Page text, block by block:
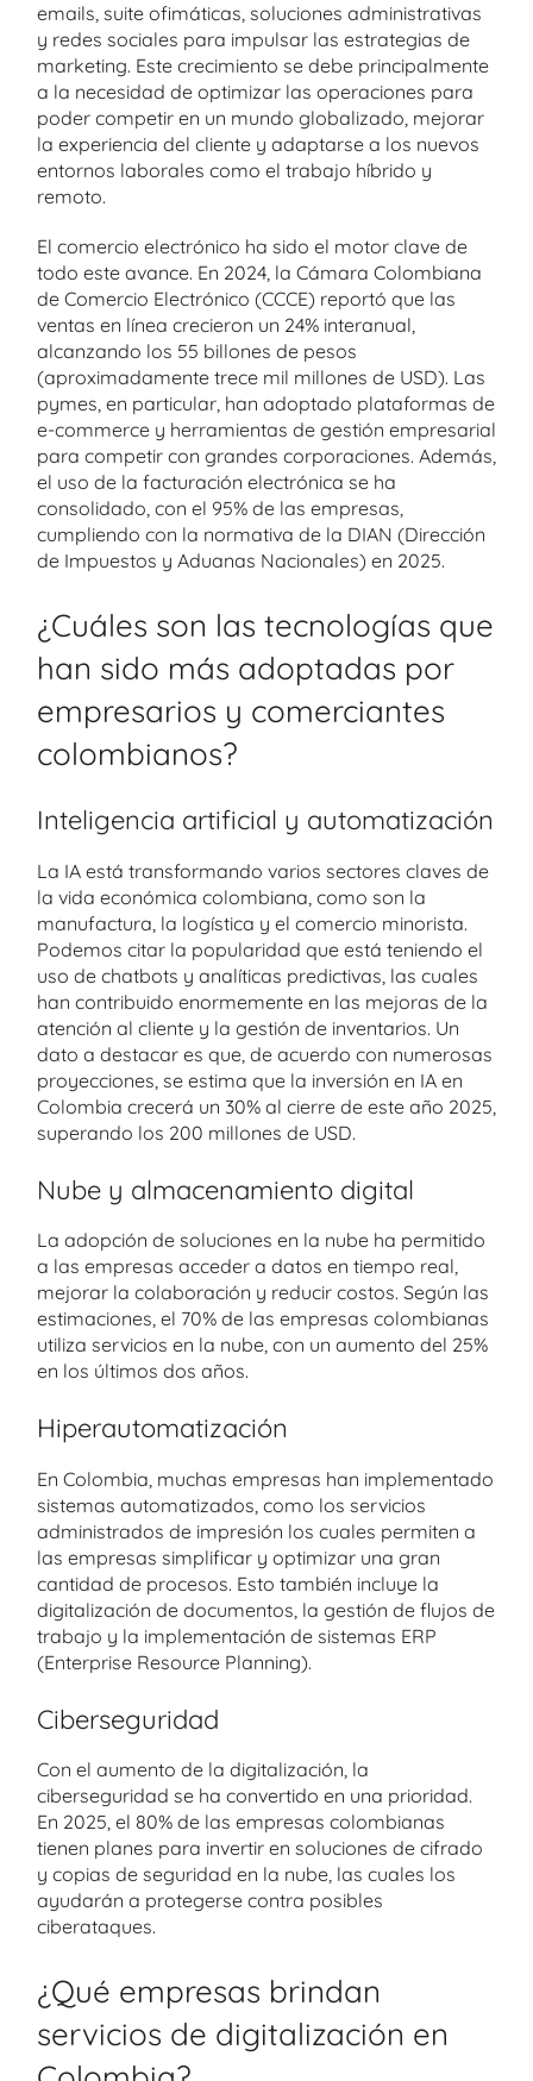
emails, suite ofimáticas, soluciones administrativas
y redes sociales para impulsar las estrategias de
marketing. Este crecimiento se debe principalmente
a la necesidad de optimizar las operaciones para
poder competir en un mundo globalizado, mejorar
la experiencia del cliente y adaptarse a los nuevos
entornos laborales como el trabajo híbrido y
remoto.
El comercio electrónico ha sido el motor clave de
todo este avance. En 2024, la Cámara Colombiana
de Comercio Electrónico (CCCE) reportó que las
ventas en línea crecieron un 24% interanual,
alcanzando los 55 billones de pesos
(aproximadamente trece mil millones de USD). Las
pymes, en particular, han adoptado plataformas de
e-commerce y herramientas de gestión empresarial
para competir con grandes corporaciones. Además,
el uso de la facturación electrónica se ha
consolidado, con el 95% de las empresas,
cumpliendo con la normativa de la DIAN (Dirección
de Impuestos y Aduanas Nacionales) en 2025.
¿Cuáles son las tecnologías que
han sido más adoptadas por
empresarios y comerciantes
colombianos?
Inteligencia artificial y automatización
La IA está transformando varios sectores claves de
la vida económica colombiana, como son la
manufactura, la logística y el comercio minorista.
Podemos citar la popularidad que está teniendo el
uso de chatbots y analíticas predictivas, las cuales
han contribuido enormemente en las mejoras de la
atención al cliente y la gestión de inventarios. Un
dato a destacar es que, de acuerdo con numerosas
proyecciones, se estima que la inversión en IA en
Colombia crecerá un 30% al cierre de este año 2025,
superando los 200 millones de USD.
Nube y almacenamiento digital
La adopción de soluciones en la nube ha permitido
a las empresas acceder a datos en tiempo real,
mejorar la colaboración y reducir costos. Según las
estimaciones, el 70% de las empresas colombianas
utiliza servicios en la nube, con un aumento del 25%
en los últimos dos años.
Hiperautomatización
En Colombia, muchas empresas han implementado
sistemas automatizados, como los servicios
administrados de impresión los cuales permiten a
las empresas simplificar y optimizar una gran
cantidad de procesos. Esto también incluye la
digitalización de documentos, la gestión de flujos de
trabajo y la implementación de sistemas ERP
(Enterprise Resource Planning).
Ciberseguridad
Con el aumento de la digitalización, la
ciberseguridad se ha convertido en una prioridad.
En 2025, el 80% de las empresas colombianas
tienen planes para invertir en soluciones de cifrado
y copias de seguridad en la nube, las cuales los
ayudarán a protegerse contra posibles
ciberataques.
¿Qué empresas brindan
servicios de digitalización en